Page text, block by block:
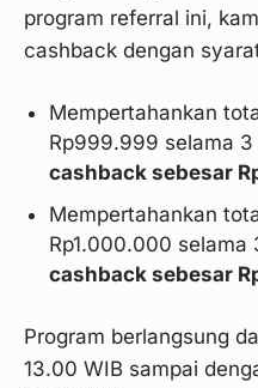
program referral ini,
cashback dengan
Mempertahankan
Rp999.999 selama 3
cashback sebesar
Mempertahankan
Rp1.000.000 selama
cashback sebesar
Program berlangsung
13.00 WIB sampai